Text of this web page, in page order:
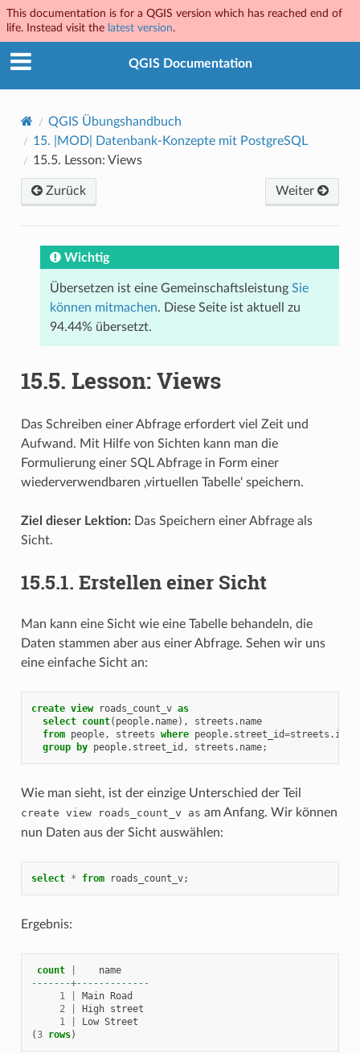
This documentation is for a QGIS version which has reached end of
life. Instead visit the latest version.
QGIS Documentation
QGIS Übungshandbuch
15.
|MOD| Datenbank-Konzepte mit PostgreSQL
15.5. Lesson: Views
Zurück Weiter
Wichtig
Übersetzen ist eine Gemeinschaftsleistung Sie
können mitmachen. Diese Seite ist aktuell zu
94.44% übersetzt.
15.5. Lesson: Views
Das Schreiben einer Abfrage erfordert viel Zeit und
Aufwand. Mit Hilfe von Sichten kann man die
Formulierung einer SQL Abfrage in Form einer
wiederverwendbaren ‚virtuellen Tabelle‘ speichern.
Ziel dieser Lektion:Das Speichern einer Abfrage als
Sicht.
15.5.1. Erstellen einer Sicht
Man kann eine Sicht wie eine Tabelle behandeln, die
Daten stammen aber aus einer Abfrage. Sehen wir uns
eine einfache Sicht an:
create view roads_count_v as
select count( people. name), streets . name
from people, streets where people. street_id=streets . id
group
by people. street_id , streets . name;
Wie man sieht, ist der einzige Unterschied der Teil
create view roads_count_v as am Anfang. Wir können
nun Daten aus der Sicht auswählen:
select * from roads_count_v;
Ergebnis:
count
name
-------+-------------
1
Main Road
2
High street
1
Low Street
(3 rows)